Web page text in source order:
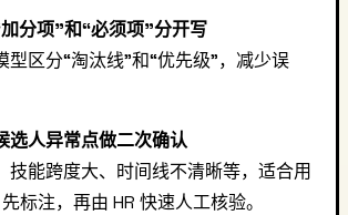
分项”和“必须项”分开写
型区分“淘汰线”和“优先级”，减少误
选人异常点做二次确认
技能跨度大、时间线不清晰等，适合用
标注，再由 HR 快速人工核验。